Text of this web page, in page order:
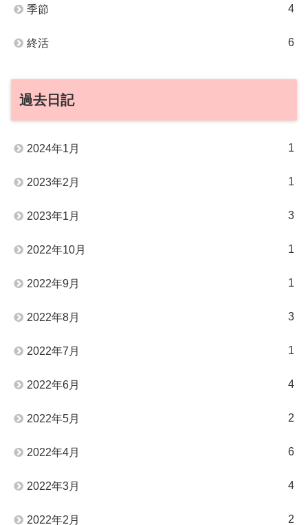
季節 4
終活 6
過去日記
2024年1月 1
2023年2月 1
2023年1月 3
2022年10月 1
2022年9月 1
2022年8月 3
2022年7月 1
2022年6月 4
2022年5月 2
2022年4月 6
2022年3月 4
2022年2月 2